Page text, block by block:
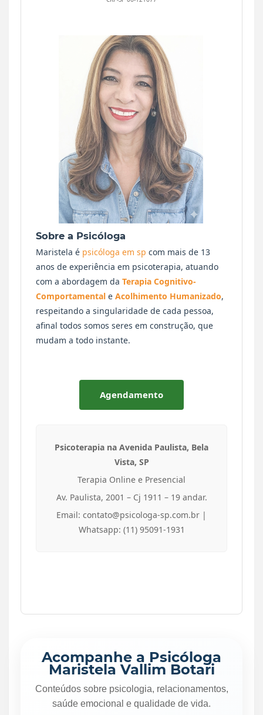
Sobre a Psicóloga
Maristela é psicóloga em sp com mais de 13
anos de experiência em psicoterapia, atuando
com a abordagem da Terapia Cognitivo-
Comportamental e Acolhimento Humanizado,
respeitando a singularidade de cada pessoa,
afinal todos somos seres em construção, que
mudam a todo instante.
Agendamento
Psicoterapia na Avenida Paulista, Bela
Vista, SP
Terapia Online e Presencial
Av. Paulista, 2001 – Cj 1911 – 19 andar.
Email: contato@psicologa-sp.com.br |
Whatsapp: (11) 95091-1931
Acompanhe a Psicóloga
Maristela Vallim Botari
Conteúdos sobre psicologia, relacionamentos,
saúde emocional e qualidade de vida.